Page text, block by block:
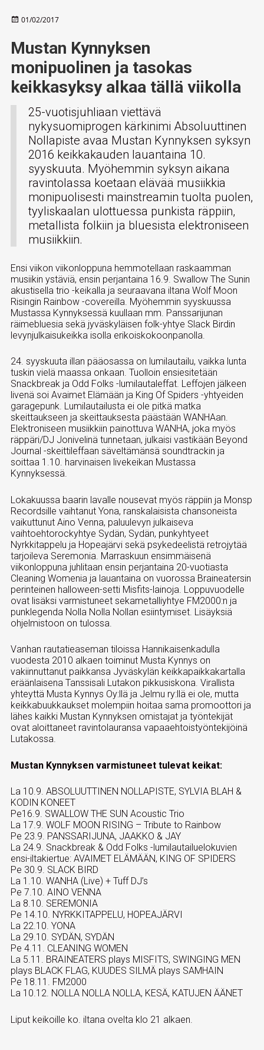
Julkaistu
01/02/2017
Mustan Kynnyksen
monipuolinen ja tasokas
keikkasyksy alkaa tällä viikolla
25-vuotisjuhliaan viettävä
nykysuomiprogen kärkinimi Absoluuttinen
Nollapiste avaa Mustan Kynnyksen syksyn
2016 keikkakauden lauantaina 10.
syyskuuta. Myöhemmin syksyn aikana
ravintolassa koetaan elävää musiikkia
monipuolisesti mainstreamin tuolta puolen,
tyyliskaalan ulottuessa punkista räppiin,
metallista folkiin ja bluesista elektroniseen
musiikkiin.
Ensi viikon viikonloppuna hemmotellaan raskaamman
musiikin ystäviä, ensin perjantaina 16.9. Swallow The Sunin
akustisella trio -keikalla ja seuraavana iltana Wolf Moon
Risingin Rainbow -covereilla. Myöhemmin syyskuussa
Mustassa Kynnyksessä kuullaan mm. Panssarijunan
räimebluesia sekä jyväskyläisen folk-yhtye Slack Birdin
levynjulkaisukeikka isolla erikoiskokoonpanolla.
24. syyskuuta illan pääosassa on lumilautailu, vaikka lunta
tuskin vielä maassa onkaan. Tuolloin ensiesitetään
Snackbreak ja Odd Folks -lumilautaleffat. Leffojen jälkeen
livenä soi Avaimet Elämään ja King Of Spiders -yhtyeiden
garagepunk. Lumilautailusta ei ole pitkä matka
skeittaukseen ja skeittauksesta päästään WANHAan.
Elektroniseen musiikkiin painottuva WANHA, joka myös
räppäri/DJ Jonivelinä tunnetaan, julkaisi vastikään Beyond
Journal -skeittileffaan säveltämänsä soundtrackin ja
soittaa 1.10. harvinaisen livekeikan Mustassa
Kynnyksessä.
Lokakuussa baarin lavalle nousevat myös räppiin ja Monsp
Recordsille vaihtanut Yona, ranskalaisista chansoneista
vaikuttunut Aino Venna, paluulevyn julkaiseva
vaihtoehtorockyhtye Sydän, Sydän, punkyhtyeet
Nyrkkitappelu ja Hopeajärvi sekä psykedeelistä retrojytää
tarjoileva Seremonia. Marraskuun ensimmäisenä
viikonloppuna juhlitaan ensin perjantaina 20-vuotiasta
Cleaning Womenia ja lauantaina on vuorossa Braineatersin
perinteinen halloween-setti Misfits-lainoja. Loppuvuodelle
ovat lisäksi varmistuneet sekametalliyhtye FM2000:n ja
punklegenda Nolla Nolla Nollan esiintymiset. Lisäyksiä
ohjelmistoon on tulossa.
Vanhan rautatieaseman tiloissa Hannikaisenkadulla
vuodesta 2010 alkaen toiminut Musta Kynnys on
vakiinnuttanut paikkansa Jyväskylän keikkapaikkakartalla
eräänlaisena Tanssisali Lutakon pikkusiskona. Virallista
yhteyttä Musta Kynnys Oy:llä ja Jelmu ry:llä ei ole, mutta
keikkabuukkaukset molempiin hoitaa sama promoottori ja
lähes kaikki Mustan Kynnyksen omistajat ja työntekijät
ovat aloittaneet ravintolauransa vapaaehtoistyöntekijöinä
Lutakossa.
Mustan Kynnyksen varmistuneet tulevat keikat:
La 10.9. ABSOLUUTTINEN NOLLAPISTE, SYLVIA BLAH &
KODIN KONEET
Pe16.9. SWALLOW THE SUN Acoustic Trio
La 17.9. WOLF MOON RISING – Tribute to Rainbow
Pe 23.9. PANSSARIJUNA, JAAKKO & JAY
La 24.9. Snackbreak & Odd Folks -lumilautailuelokuvien
ensi-iltakiertue: AVAIMET ELÄMÄÄN, KING OF SPIDERS
Pe 30.9. SLACK BIRD
La 1.10. WANHA (Live) + Tuff DJ’s
Pe 7.10. AINO VENNA
La 8.10. SEREMONIA
Pe 14.10. NYRKKITAPPELU, HOPEAJÄRVI
La 22.10. YONA
La 29.10. SYDÄN, SYDÄN
Pe 4.11. CLEANING WOMEN
La 5.11. BRAINEATERS plays MISFITS, SWINGING MEN
plays BLACK FLAG, KUUDES SILMÄ plays SAMHAIN
Pe 18.11. FM2000
La 10.12. NOLLA NOLLA NOLLA, KESÄ, KATUJEN ÄÄNET
Liput keikoille ko. iltana ovelta klo 21 alkaen.